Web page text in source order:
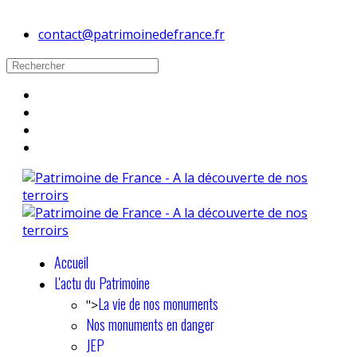
contact@patrimoinedefrance.fr
Accueil
L'actu du Patrimoine
">La vie de nos monuments
Nos monuments en danger
JEP